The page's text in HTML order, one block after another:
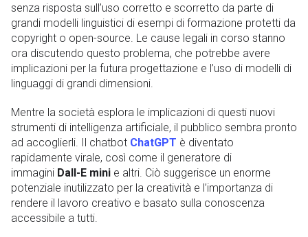
senza risposta sull’uso corretto e scorretto da parte di
grandi modelli linguistici di esempi di formazione protetti da
copyright o open-source. Le cause legali in corso stanno
ora discutendo questo problema, che potrebbe avere
implicazioni per la futura progettazione e l’uso di modelli di
linguaggi di grandi dimensioni.
Mentre la società esplora le implicazioni di questi nuovi
strumenti di intelligenza artificiale, il pubblico sembra pronto
ad accoglierli. Il chatbot ChatGPT è diventato
rapidamente virale, così come il generatore di
immagini Dall-E mini e altri. Ciò suggerisce un enorme
potenziale inutilizzato per la creatività e l’importanza di
rendere il lavoro creativo e basato sulla conoscenza
accessibile a tutti.